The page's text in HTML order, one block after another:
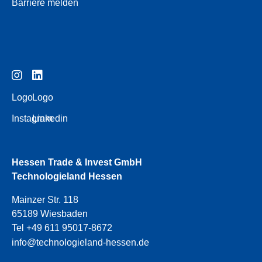
Barriere melden
Logo
Instagram
Logo
Linkedin
Hessen Trade & Invest GmbH
Technologieland Hessen
Mainzer Str. 118
65189 Wiesbaden
Tel +49 611 95017-8672
info@technologieland-hessen.de